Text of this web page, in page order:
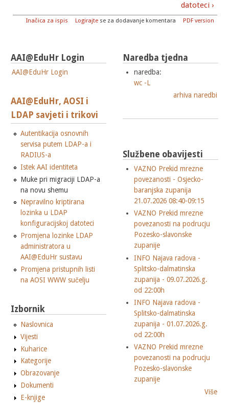
datoteci ›
Inačica za ispis Logirajte se za dodavanje komentara PDF version
AAI@EduHr Login
AAI@EduHr Login
AAI@EduHr, AOSI i
LDAP savjeti i trikovi
Autentikacija osnovnih
servisa putem LDAP-a i
RADIUS-a
Istek AAI identiteta
Muke pri migraciji LDAP-a
na novu shemu
Nepravilno kriptirana
lozinka u LDAP
konfiguracijskoj datoteci
Promjena lozinke LDAP
administratora u
AAI@EduHr sustavu
Promjena pristupnih listi
na AOSI WWW sučelju
Izbornik
Naslovnica
Vijesti
Kuharice
Kategorije
Obrazovanje
Dokumenti
E-knjige
Naredba tjedna
naredba:
wc -L
arhiva naredbi
Službene obavijesti
VAZNO Prekid mrezne
povezanosti - Osjecko-
baranjska zupanija
21.07.2026 08:40-09:15
VAZNO Prekid mrezne
povezanosti na podrucju
Pozesko-slavonske
zupanije
INFO Najava radova -
Splitsko-dalmatinska
zupanija - 09.07.2026.g.
od 22:00h
INFO Najava radova -
Splitsko-dalmatinska
zupanija - 01.07.2026.g.
od 22:00h
VAZNO Prekid mrezne
povezanosti na podrucju
Pozesko-slavonske
zupanije
Više